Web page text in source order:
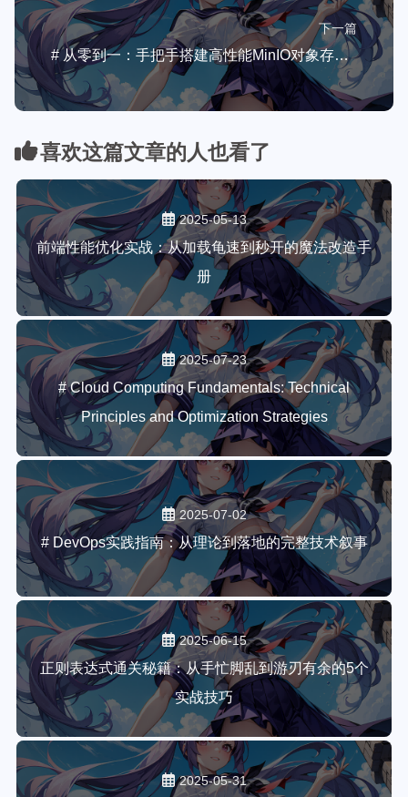
下一篇
# 从零到一：手把手搭建高性能MinIO对象存储集群
喜欢这篇文章的人也看了
2025-05-13
前端性能优化实战：从加载龟速到秒开的魔法改造手
册
2025-07-23
# Cloud Computing Fundamentals: Technical
Principles and Optimization Strategies
2025-07-02
# DevOps实践指南：从理论到落地的完整技术叙事
2025-06-15
正则表达式通关秘籍：从手忙脚乱到游刃有余的5个
实战技巧
2025-05-31